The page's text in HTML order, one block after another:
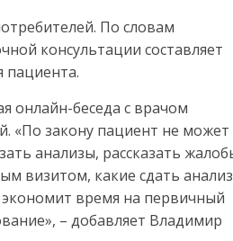
По словам
консультации составляет
пациента.
онлайн-беседа с врачом
«По закону пациент не может
анализы, рассказать
визитом, какие сдать
время на первичный
– добавляет Владимир